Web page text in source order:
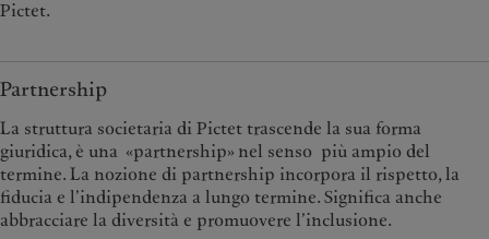
Pictet.
Partnership
La struttura societaria di Pictet trascende la sua forma
giuridica, è una «partnership» nel senso più ampio del
termine. La nozione di partnership incorpora il rispetto, la
fiducia e l’indipendenza a lungo termine. Significa anche
abbracciare la diversità e promuovere l’inclusione.